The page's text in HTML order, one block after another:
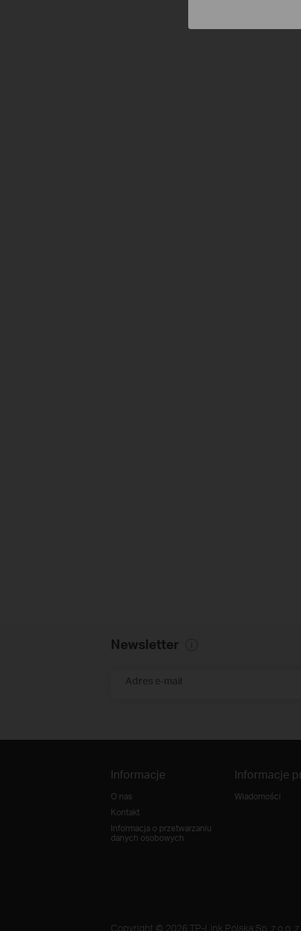
Newsletter
Adres e-mail
Informacje
O nas
Kontakt
Informacja o przetwarzaniu
danych osobowych
Informacje
Wiadomości
Copyright © 2026 TP-Link Polska Sp. z o.o.